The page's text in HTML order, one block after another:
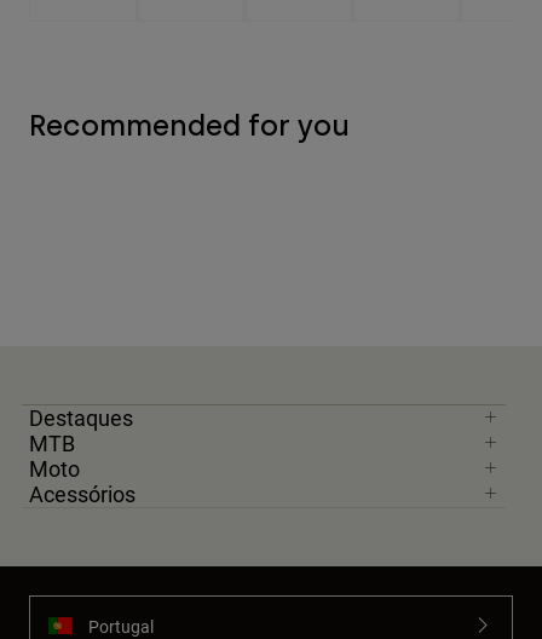
Recommended for you
Destaques
MTB
Moto
Acessórios
Portugal